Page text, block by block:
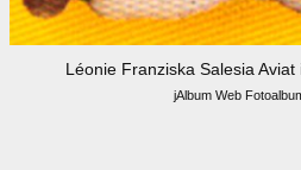
Léonie Franziska Salesia
jAlbum Web